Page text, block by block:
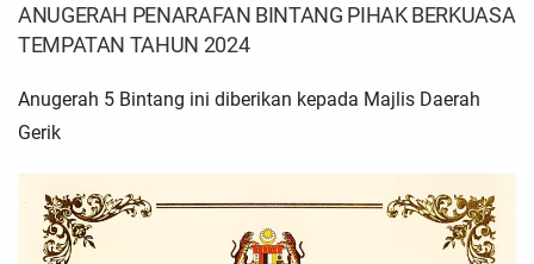
ANUGERAH PENARAFAN BINTANG PIHAK BERKUASA
TEMPATAN TAHUN 2024
Anugerah 5 Bintang ini diberikan kepada Majlis Daerah
Gerik